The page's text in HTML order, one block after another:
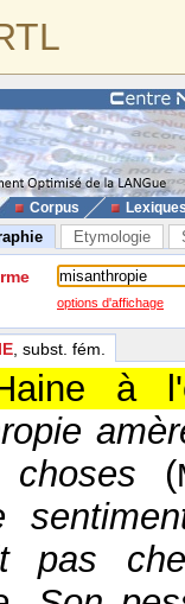
Corpus
Etymologie
options d'affichage
, subst. fém.
à
(
pas